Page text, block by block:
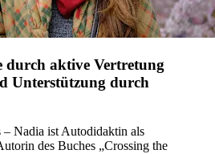
aktive Vertretung
Unterstützung durch
– Nadia ist Autodidaktin als
des Buches „Crossing the